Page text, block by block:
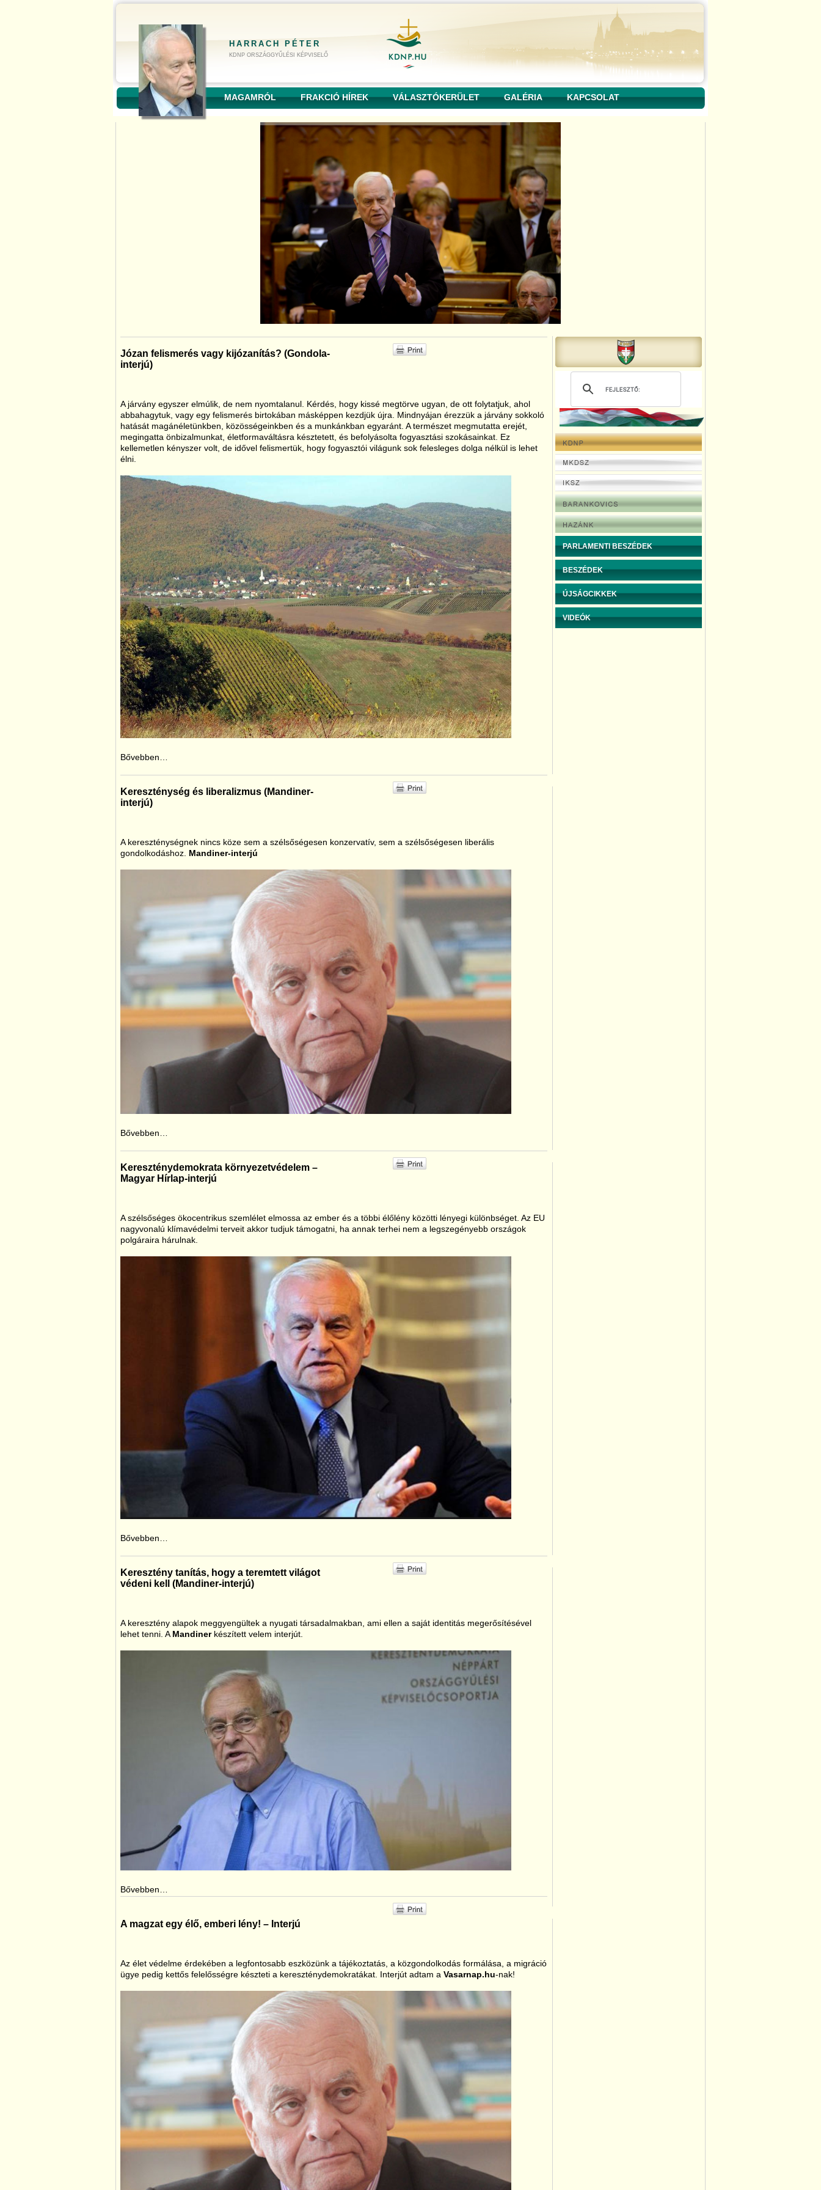
HARRACH PÉTER
KDNP ORSZÁGGYŰLÉSI KÉPVISELŐ
MAGAMRÓL FRAKCIÓ HÍREK VÁLASZTÓKERÜLET GALÉRIA KAPCSOLAT
PARLAMENTI BESZÉDEK
BESZÉDEK
ÚJSÁGCIKKEK
VIDEÓK
Józan felismerés vagy kijózanítás? (Gondola-
interjú)
A járvány egyszer elmúlik, de nem nyomtalanul. Kérdés, hogy kissé megtörve ugyan, de ott folytatjuk, ahol
abbahagytuk, vagy egy felismerés birtokában másképpen kezdjük újra. Mindnyájan érezzük a járvány sokkoló
hatását magánéletünkben, közösségeinkben és a munkánkban egyaránt. A természet megmutatta erejét,
megingatta önbizalmunkat, életformaváltásra késztetett, és befolyásolta fogyasztási szokásainkat. Ez
kellemetlen kényszer volt, de idővel felismertük, hogy fogyasztói világunk sok felesleges dolga nélkül is lehet
élni.
Bővebben…
Kereszténység és liberalizmus (Mandiner-
interjú)
A kereszténységnek nincs köze sem a szélsőségesen konzervatív, sem a szélsőségesen liberális
gondolkodáshoz. Mandiner-interjú
Bővebben…
Kereszténydemokrata környezetvédelem –
Magyar Hírlap-interjú
A szélsőséges ökocentrikus szemlélet elmossa az ember és a többi élőlény közötti lényegi különbséget. Az EU
nagyvonalú klímavédelmi terveit akkor tudjuk támogatni, ha annak terhei nem a legszegényebb országok
polgáraira hárulnak.
Bővebben…
Keresztény tanítás, hogy a teremtett világot
védeni kell (Mandiner-interjú)
A keresztény alapok meggyengültek a nyugati társadalmakban, ami ellen a saját identitás megerősítésével
lehet tenni. A Mandinerkészített velem interjút.
Bővebben…
A magzat egy élő, emberi lény! – Interjú
Az élet védelme érdekében a legfontosabb eszközünk a tájékoztatás, a közgondolkodás formálása, a migráció
ügye pedig kettős felelősségre készteti a kereszténydemokratákat. Interjút adtam a Vasarnap.hu-nak!